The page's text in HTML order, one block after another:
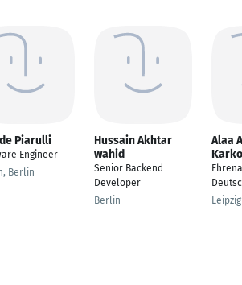
Piarulli
Engineer
Berlin
Hussain Akhtar
wahid
Senior Backend
Developer
Berlin
Alaa
Leipzig